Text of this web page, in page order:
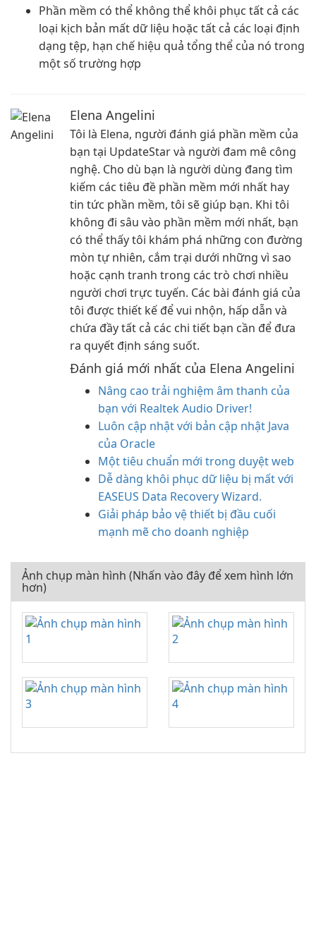
Phần mềm có thể không thể khôi phục tất cả các
loại kịch bản mất dữ liệu hoặc tất cả các loại định
dạng tệp, hạn chế hiệu quả tổng thể của nó trong
một số trường hợp
Elena Angelini
Tôi là Elena, người đánh giá phần mềm của
bạn tại UpdateStar và người đam mê công
nghệ. Cho dù bạn là người dùng đang tìm
kiếm các tiêu đề phần mềm mới nhất hay
tin tức phần mềm, tôi sẽ giúp bạn. Khi tôi
không đi sâu vào phần mềm mới nhất, bạn
có thể thấy tôi khám phá những con đường
mòn tự nhiên, cắm trại dưới những vì sao
hoặc cạnh tranh trong các trò chơi nhiều
người chơi trực tuyến. Các bài đánh giá của
tôi được thiết kế để vui nhộn, hấp dẫn và
chứa đầy tất cả các chi tiết bạn cần để đưa
ra quyết định sáng suốt.
Đánh giá mới nhất của Elena Angelini
Nâng cao trải nghiệm âm thanh của
bạn với Realtek Audio Driver!
Luôn cập nhật với bản cập nhật Java
của Oracle
Một tiêu chuẩn mới trong duyệt web
Dễ dàng khôi phục dữ liệu bị mất với
EASEUS Data Recovery Wizard.
Giải pháp bảo vệ thiết bị đầu cuối
mạnh mẽ cho doanh nghiệp
Ảnh chụp màn hình (Nhấn vào đây để xem hình lớn
hơn)